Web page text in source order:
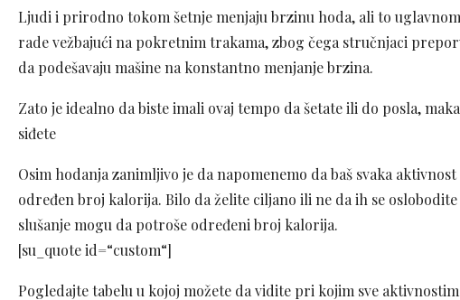
Ljudi i prirodno tokom šetnje menjaju brzinu hoda, ali to
rade vežbajući na pokretnim trakama, zbog čega stručnjaci
da podešavaju mašine na konstantno menjanje brzina.
Zato je idealno da biste imali ovaj tempo da šetate ili do posla,
siđete
Osim hodanja zanimljivo je da napomenemo da baš svaka
određen broj kalorija. Bilo da želite ciljano ili ne da ih se
slušanje mogu da potroše određeni broj kalorija.
[su_quote id=“custom“]
Pogledajte tabelu u kojoj možete da vidite pri kojim sve